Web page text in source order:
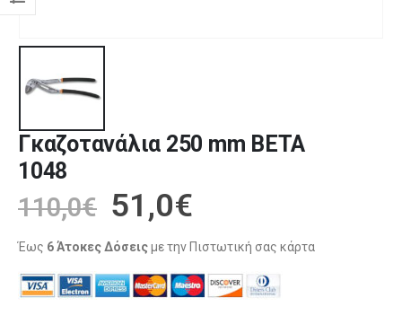
Γκαζοτανάλια 250 mm BETA
1048
110,0€ 51,0€
Έως 6 Άτοκες Δόσειςμε την Πιστωτική σας κάρτα